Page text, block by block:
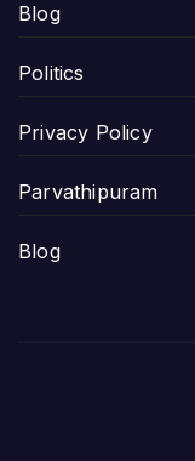
Blog
Politics
Privacy Policy
Parvathipuram
Blog